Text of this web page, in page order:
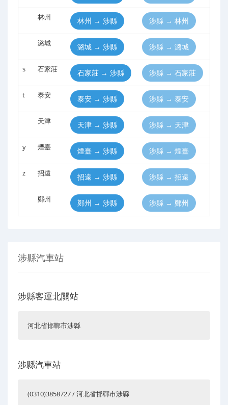
林州 林州 → 涉縣 涉縣 → 林州
潞城 潞城 → 涉縣 涉縣 → 潞城
s 石家莊 石家莊 → 涉縣 涉縣 → 石家莊
t 泰安 泰安 → 涉縣 涉縣 → 泰安
天津 天津 → 涉縣 涉縣 → 天津
y 煙臺 煙臺 → 涉縣 涉縣 → 煙臺
z 招遠 招遠 → 涉縣 涉縣 → 招遠
鄭州 鄭州 → 涉縣 涉縣 → 鄭州
涉縣汽車站
涉縣客運北關站
河北省邯鄲市涉縣
涉縣汽車站
(0310)3858727 / 河北省邯鄲市涉縣